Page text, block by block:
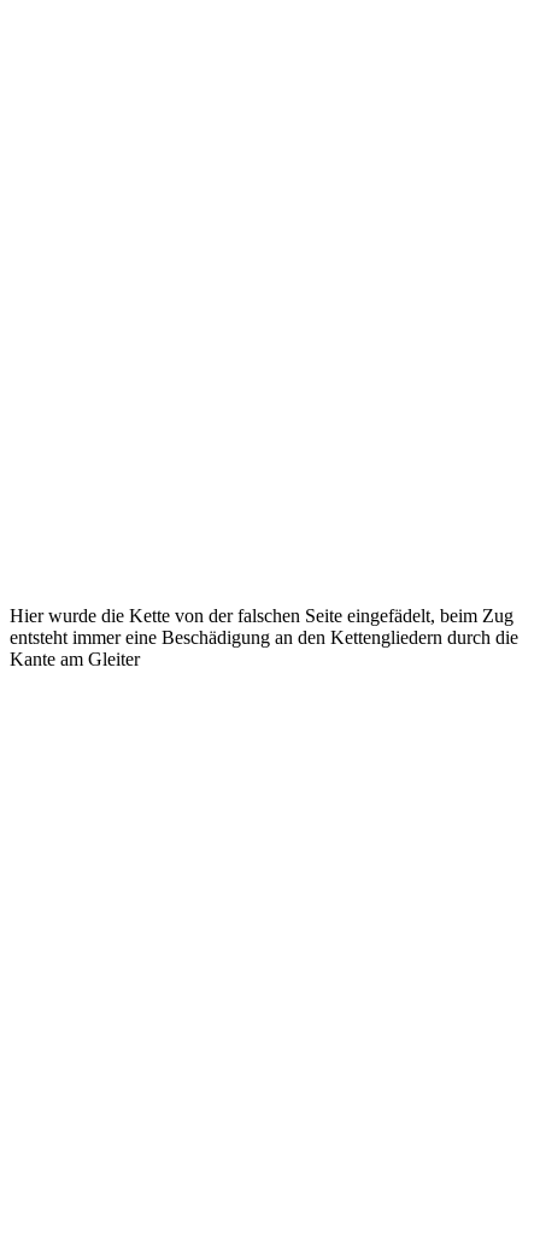
Hier wurde die Kette von der falschen Seite eingefädelt, beim Zug
entsteht immer eine Beschädigung an den Kettengliedern durch die
Kante am Gleiter